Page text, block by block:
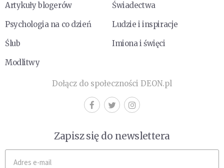
Artykuły blogerów
Świadectwa
Psychologia na co dzień
Ludzie i inspiracje
Ślub
Imiona i święci
Modlitwy
Dołącz do społeczności DEON.pl
Zapisz się do newslettera